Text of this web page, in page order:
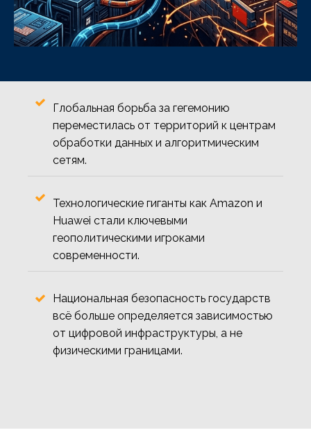
Глобальная борьба за гегемонию
переместилась от территорий к центрам
обработки данных и алгоритмическим
сетям.
Технологические гиганты как Amazon и
Huawei стали ключевыми
геополитическими игроками
современности.
Национальная безопасность государств
всё больше определяется зависимостью
от цифровой инфраструктуры, а не
физическими границами.